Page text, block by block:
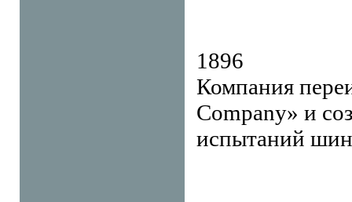
1896
Компания
Company» и
испытаний